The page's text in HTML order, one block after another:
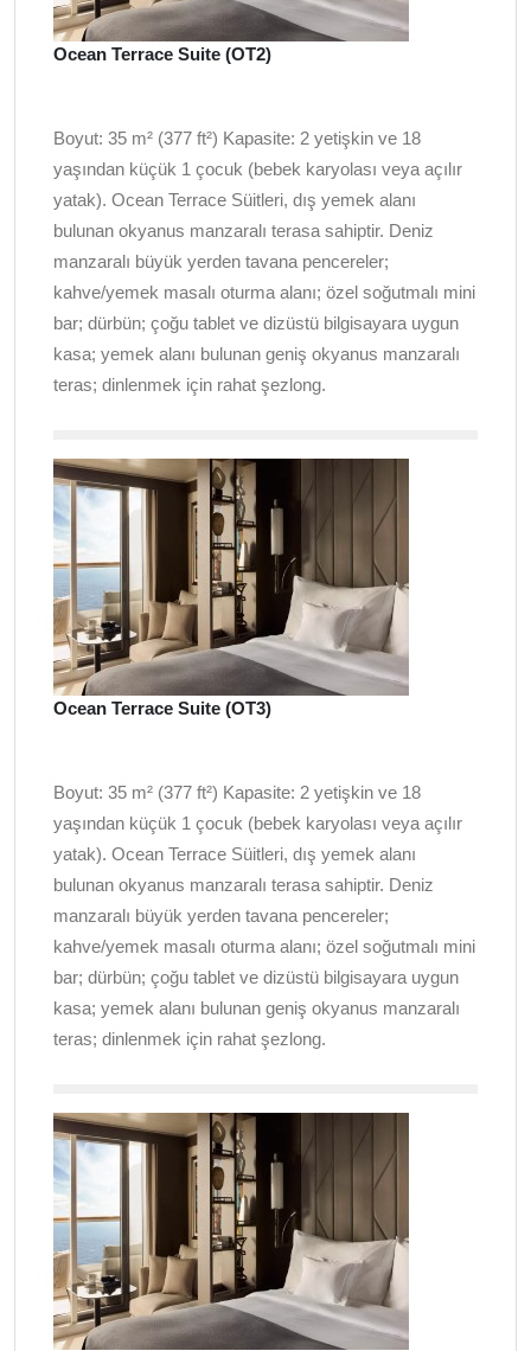
Ocean Terrace Suite (OT2)
Boyut: 35 m² (377 ft²) Kapasite: 2 yetişkin ve 18
yaşından küçük 1 çocuk (bebek karyolası veya açılır
yatak). Ocean Terrace Süitleri, dış yemek alanı
bulunan okyanus manzaralı terasa sahiptir. Deniz
manzaralı büyük yerden tavana pencereler;
kahve/yemek masalı oturma alanı; özel soğutmalı mini
bar; dürbün; çoğu tablet ve dizüstü bilgisayara uygun
kasa; yemek alanı bulunan geniş okyanus manzaralı
teras; dinlenmek için rahat şezlong.
Ocean Terrace Suite (OT3)
Boyut: 35 m² (377 ft²) Kapasite: 2 yetişkin ve 18
yaşından küçük 1 çocuk (bebek karyolası veya açılır
yatak). Ocean Terrace Süitleri, dış yemek alanı
bulunan okyanus manzaralı terasa sahiptir. Deniz
manzaralı büyük yerden tavana pencereler;
kahve/yemek masalı oturma alanı; özel soğutmalı mini
bar; dürbün; çoğu tablet ve dizüstü bilgisayara uygun
kasa; yemek alanı bulunan geniş okyanus manzaralı
teras; dinlenmek için rahat şezlong.